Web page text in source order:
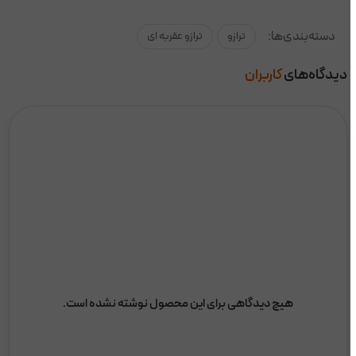
دیدگاه‌هایکاربران
هیچ دیدگاهی برای این محصول نوشته نشده است.
دسته‌بندی‌ها: ترازو ترازو عقربه ای